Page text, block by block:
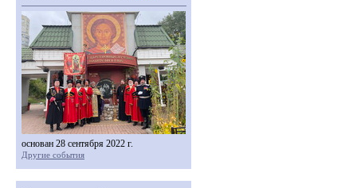
основан 28 сентября 2022 г.
Другие события